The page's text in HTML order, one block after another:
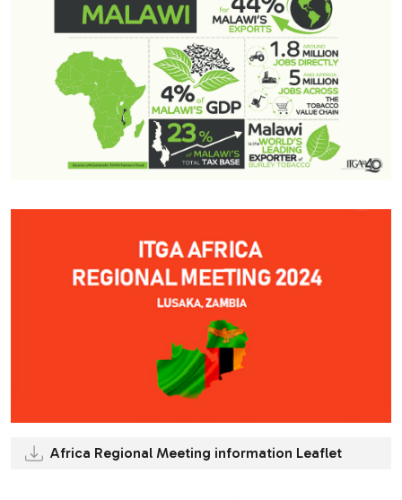
Africa Regional Meeting information Leaflet